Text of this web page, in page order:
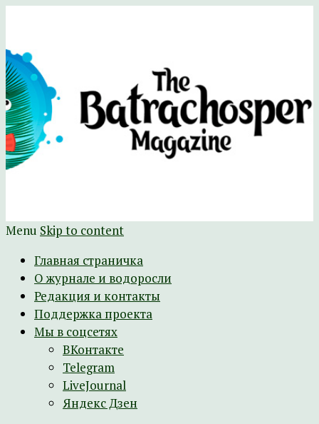
The Batrachospermum Magazine
Батрахоспермум (официальный сайт)
Menu Skip to content
Главная страничка
О журнале и водоросли
Редакция и контакты
Поддержка проекта
Мы в соцсетях
ВКонтакте
Telegram
LiveJournal
Яндекс Дзен